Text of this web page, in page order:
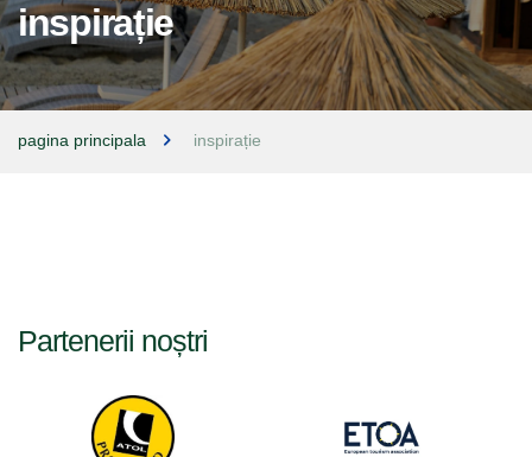
inspirație
pagina principala inspirație
Partenerii noștri